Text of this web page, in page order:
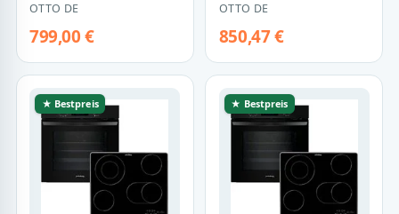
FlexiClean - z…
OTTO DE
799,00 €
AirFry-Fu…
OTTO DE
850,47 €
★ Bestpreis ★ Bestpreis